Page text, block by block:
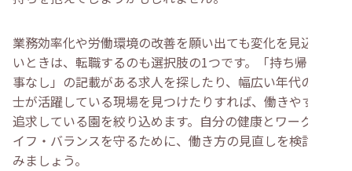
業務効率化や労働環境の改善を願い出ても変化を見込めな
いときは、転職するのも選択肢の1つです。「持ち帰り仕
事なし」の記載がある求人を探したり、幅広い年代の保育
士が活躍している現場を見つけたりすれば、働きやすさを
追求している園を絞り込めます。自分の健康とワーク・ラ
イフ・バランスを守るために、働き方の見直しを検討して
みましょう。